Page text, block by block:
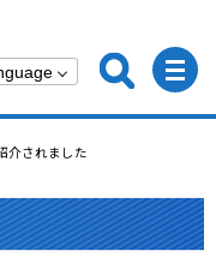
介されました